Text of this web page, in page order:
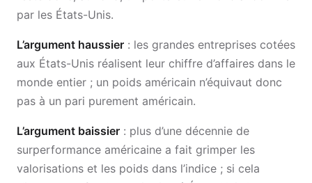
par les États-Unis.
L’argument haussier : les grandes entreprises cotées
aux États-Unis réalisent leur chiffre d’affaires dans le
monde entier ; un poids américain n’équivaut donc
pas à un pari purement américain.
L’argument baissier : plus d’une décennie de
surperformance américaine a fait grimper les
valorisations et les poids dans l’indice ; si cela